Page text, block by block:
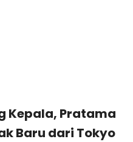
Kepala, Pratama
Baru dari Tokyo